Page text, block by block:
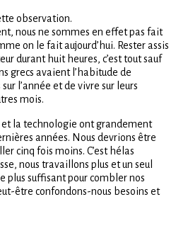
observation.
nous ne sommes en effet pas fait
on le fait aujourd’hui. Rester assis
durant huit heures, c’est tout sauf
grecs avaient l’habitude de
l’année et de vivre sur leurs
mois.
et la technologie ont grandement
années. Nous devrions être
cinq fois moins. C’est hélas
nous travaillons plus et un seul
plus suffisant pour combler nos
être confondons-nous besoins et